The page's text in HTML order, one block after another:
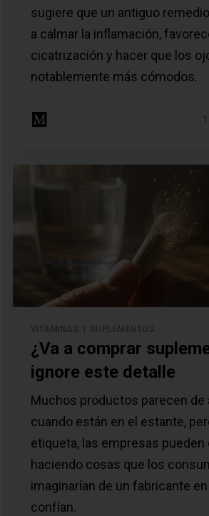
sugiere que un antiguo
a calmar la inflamación,
cicatrización y hacer que los
notablemente más cómodos.
VITAMINAS Y SUPLEMENTOS
¿Va a comprar
ignore este detalle
Muchos productos parecen de
cuando están en el estante,
etiqueta, las empresas pueden
haciendo cosas que los
imaginarían de un fabricante
confían.